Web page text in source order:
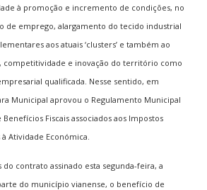
à promoção e incremento de condições, no
de emprego, alargamento do tecido industrial
aos atuais ‘clusters’ e também ao
competitividade e inovação do território como
qualificada. Nesse sentido, em
Municipal aprovou o Regulamento Municipal
Fiscais associados aos Impostos
Atividade Económica.
contrato assinado esta segunda-feira, a
do município vianense, o benefício de